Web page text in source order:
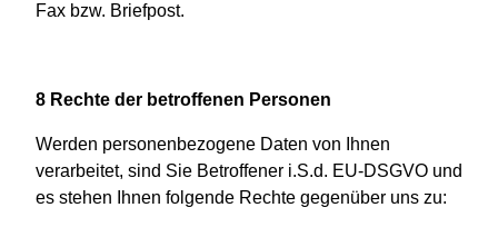
Fax bzw. Briefpost.
8 Rechte der betroffenen Personen
Werden personenbezogene Daten von Ihnen
verarbeitet, sind Sie Betroffener i.S.d. EU-DSGVO und
es stehen Ihnen folgende Rechte gegenüber uns zu: